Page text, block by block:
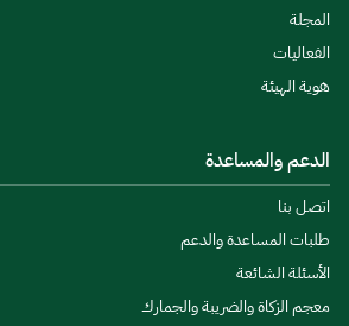
المجلة
الفعاليات
هوية الهيئة
الدعم والمساعدة
اتصل بنا
طلبات المساعدة والدعم
الأسئلة الشائعة
معجم الزكاة والضريبة والجمارك